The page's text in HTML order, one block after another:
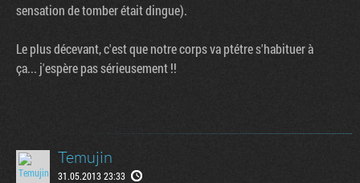
sensation de tomber était dingue).
Le plus décevant, c'est que notre corps va ptétre s'habituer à
ça... j'espère pas sérieusement !!
Temujin
31.05.2013 23:33